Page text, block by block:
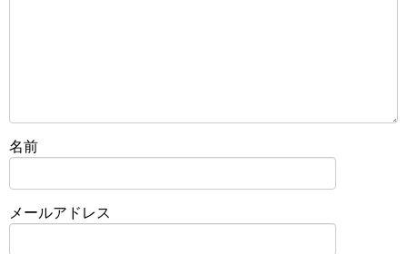
名前
メールアドレス